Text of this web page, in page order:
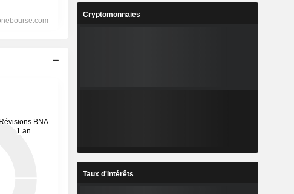
Cryptomonnaies
Taux d'Intérêts